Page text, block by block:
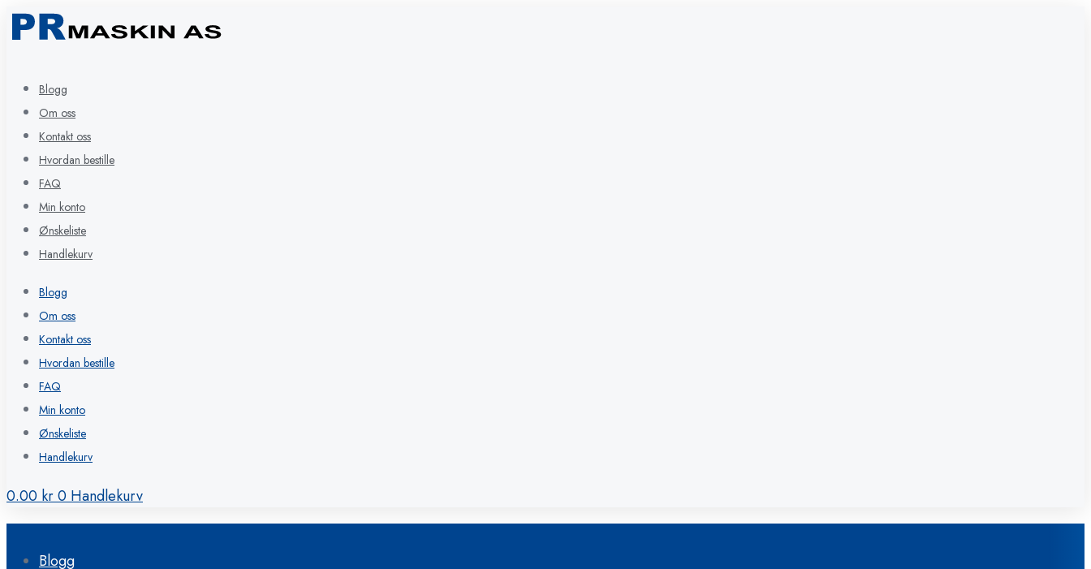
Blogg
Om oss
Kontakt oss
Hvordan bestille
FAQ
Min konto
Ønskeliste
Handlekurv
Blogg
Om oss
Kontakt oss
Hvordan bestille
FAQ
Min konto
Ønskeliste
Handlekurv
0.00kr0Handlekurv
Blogg